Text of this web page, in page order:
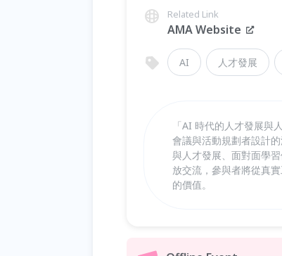
Related Link
AMA Website
AI 人才發展
「AI 時代的人才發展與
會議與活動規劃者設計
與人才發展、面對面學
放交流，參與者將從真
的價值。